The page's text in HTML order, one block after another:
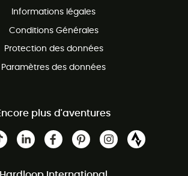
Informations légales
Conditions Générales
Protection des données
Paramètres des données
plus d'aventures